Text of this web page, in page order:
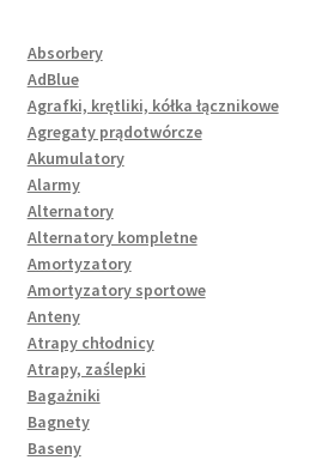
Absorbery
AdBlue
Agrafki, krętliki, kółka łącznikowe
Agregaty prądotwórcze
Akumulatory
Alarmy
Alternatory
Alternatory kompletne
Amortyzatory
Amortyzatory sportowe
Anteny
Atrapy chłodnicy
Atrapy, zaślepki
Bagażniki
Bagnety
Baseny